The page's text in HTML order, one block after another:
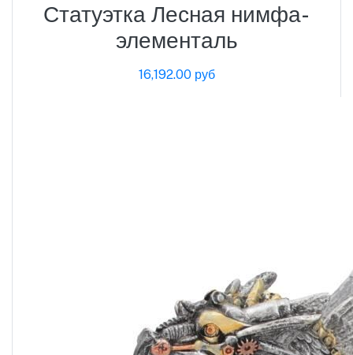
Статуэтка Лесная нимфа-
элементаль
16,192.00 руб